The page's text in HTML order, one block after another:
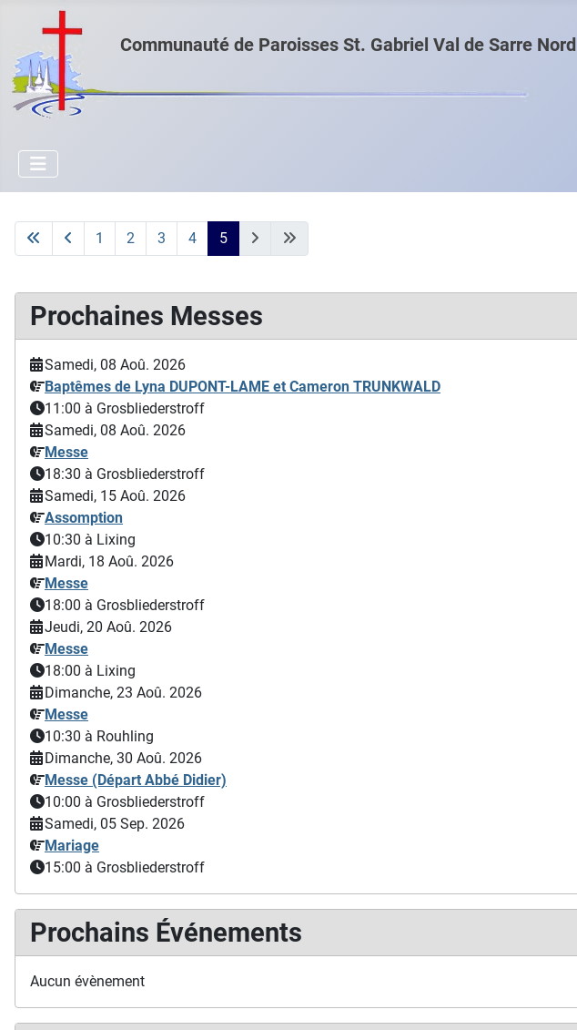
Communauté de Paroisses St. Gabriel Val de Sarre Nord
1 2 3 4 5
Prochaines Messes
Samedi, 08 Aoû. 2026
Baptêmes de Lyna DUPONT-LAME et Cameron TRUNKWALD
11:00 à Grosbliederstroff
Samedi, 08 Aoû. 2026
Messe
18:30 à Grosbliederstroff
Samedi, 15 Aoû. 2026
Assomption
10:30 à Lixing
Mardi, 18 Aoû. 2026
Messe
18:00 à Grosbliederstroff
Jeudi, 20 Aoû. 2026
Messe
18:00 à Lixing
Dimanche, 23 Aoû. 2026
Messe
10:30 à Rouhling
Dimanche, 30 Aoû. 2026
Messe (Départ Abbé Didier)
10:00 à Grosbliederstroff
Samedi, 05 Sep. 2026
Mariage
15:00 à Grosbliederstroff
Prochains Événements
Aucun évènement